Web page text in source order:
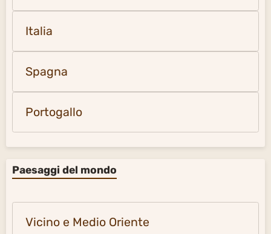
Italia
Spagna
Portogallo
Paesaggi del mondo
Vicino e Medio Oriente